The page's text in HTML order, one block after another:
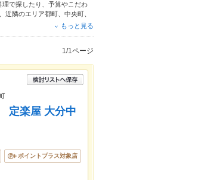
理で探したり、予算やこだわ
近隣のエリア都町 中央町
からあげ 、お茶
もっと見る
1/1ページ
定楽屋 大分中
ポイントプラス対象店